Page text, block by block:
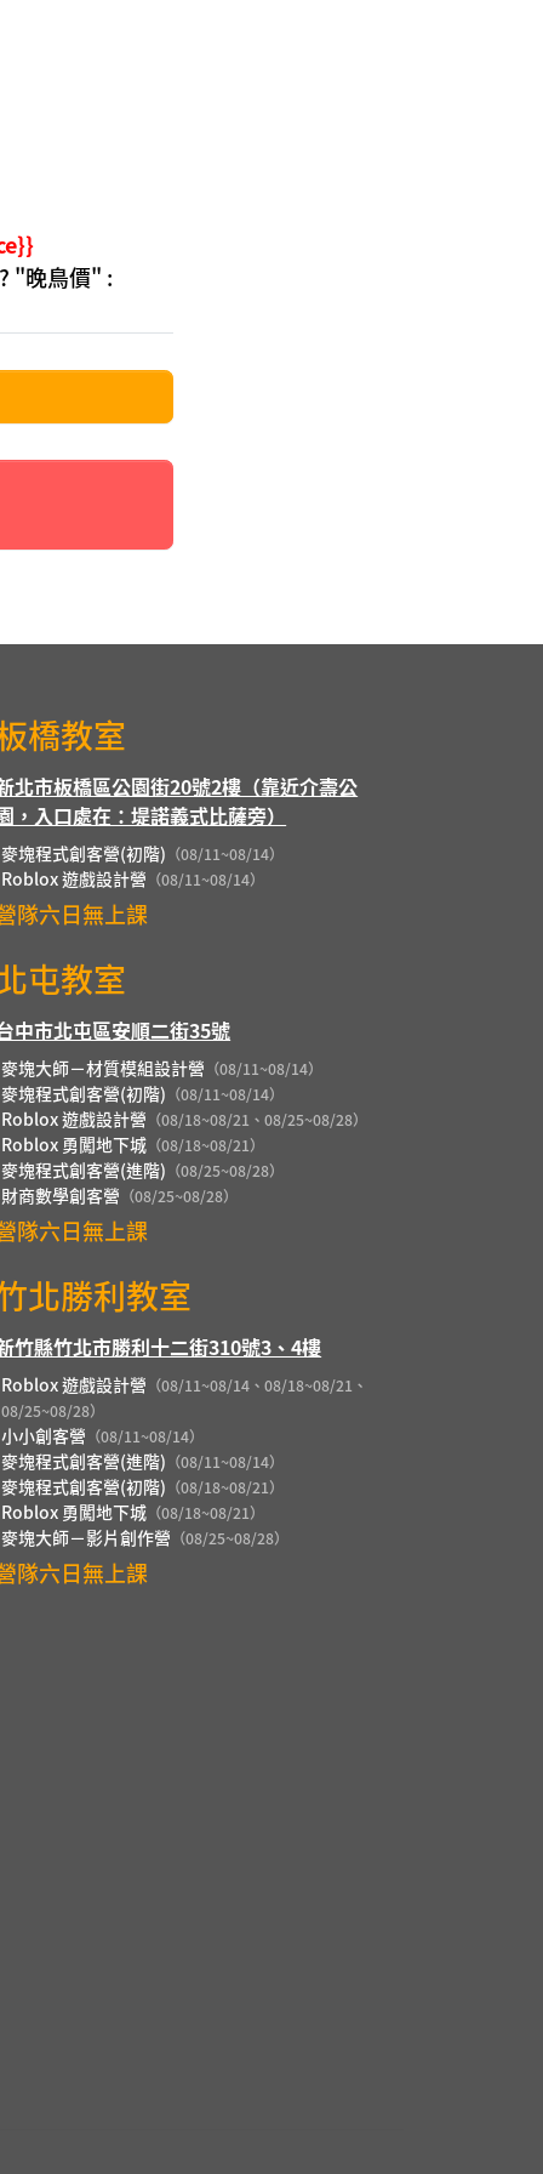
"晚鳥價" :
橋教室
北市板橋區公園街20號2樓（靠近介壽公
，入口處在：堤諾義式比薩旁）
麥塊程式創客營(初階) （08/11~08/14）
Roblox 遊戲設計營 （08/11~08/14）
隊六日無上課
屯教室
中市北屯區安順二街35號
麥塊大師－材質模組設計營 （08/11~08/14）
麥塊程式創客營(初階) （08/11~08/14）
Roblox 遊戲設計營 （08/18~08/21、08/25~08/28）
Roblox 勇闖地下城 （08/18~08/21）
麥塊程式創客營(進階) （08/25~08/28）
財商數學創客營 （08/25~08/28）
隊六日無上課
北勝利教室
竹縣竹北市勝利十二街310號3、4樓
Roblox 遊戲設計營 （08/11~08/14、08/18~08/21、
08/25~08/28）
小小創客營 （08/11~08/14）
麥塊程式創客營(進階) （08/11~08/14）
麥塊程式創客營(初階) （08/18~08/21）
Roblox 勇闖地下城 （08/18~08/21）
麥塊大師－影片創作營 （08/25~08/28）
隊六日無上課